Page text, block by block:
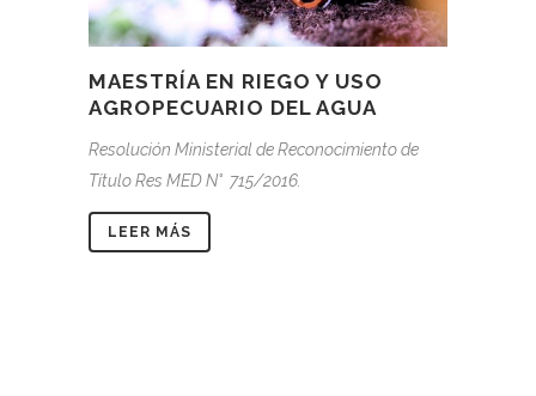
MAESTRÍA EN RIEGO Y USO
AGROPECUARIO DEL AGUA
Resolución Ministerial de Reconocimiento de
Título Res MED N° 715/2016.
LEER MÁS